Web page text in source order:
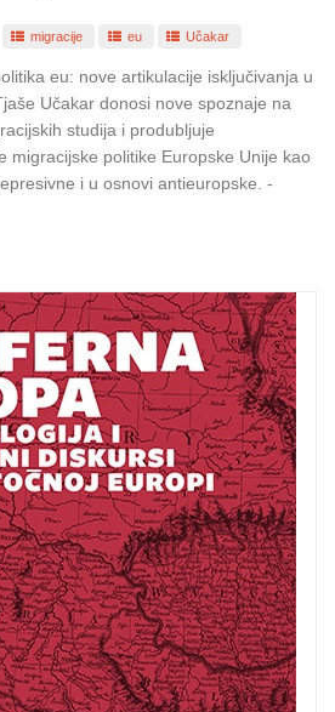
migracije eu Učakar
eu: nove artikulacije isključivanja u
Učakar donosi nove spoznaje na
studija i produbljuje
migracijske politike Europske Unije kao
i u osnovi antieuropske. -